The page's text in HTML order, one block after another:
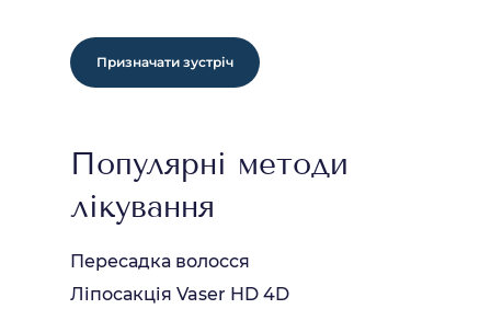
Призначати зустріч
Популярні методи
лікування
Пересадка волосся
Ліпосакція Vaser HD 4D